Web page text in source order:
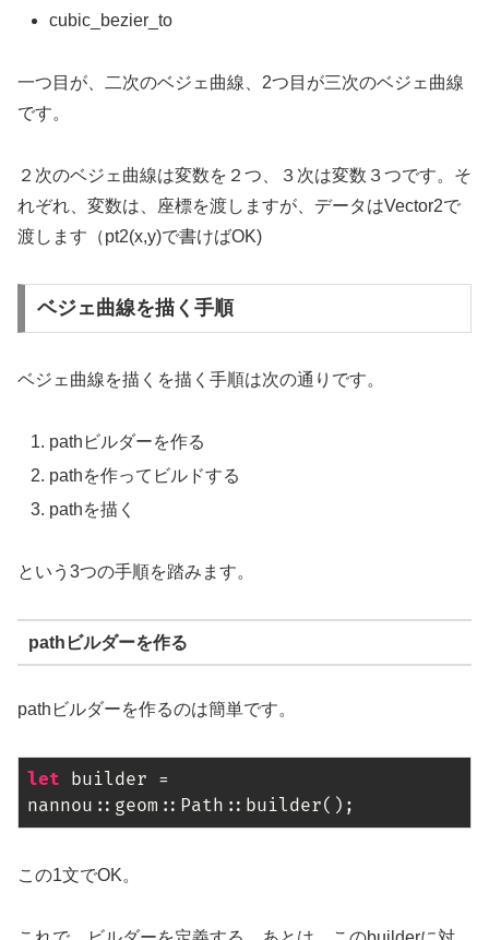
cubic_bezier_to
一つ目が、二次のベジェ曲線、2つ目が三次のベジェ曲線
です。
２次のベジェ曲線は変数を２つ、３次は変数３つです。そ
れぞれ、変数は、座標を渡しますが、データはVector2で
渡します（pt2(x,y)で書けばOK)
ベジェ曲線を描く手順
ベジェ曲線を描くを描く手順は次の通りです。
pathビルダーを作る
pathを作ってビルドする
pathを描く
という3つの手順を踏みます。
pathビルダーを作る
pathビルダーを作るのは簡単です。
let builder =
nannou::geom::Path::builder();
この1文でOK。